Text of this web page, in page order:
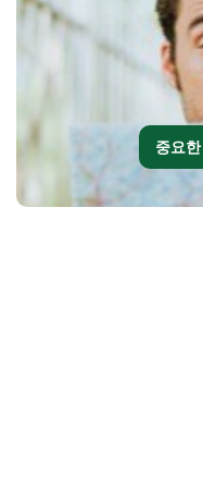
중요